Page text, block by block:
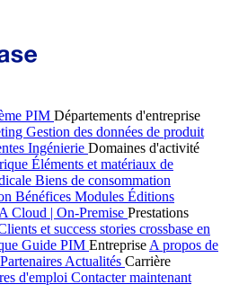
PIM Départements d'entreprise
Gestion des données de produit
Ingénierie Domaines d'activité
Éléments et matériaux de
Biens de consommation
Bénéfices Modules Éditions
Cloud | On-Premise Prestations
et success stories crossbase en
Guide PIM Entreprise A propos de
Partenaires Actualités Carrière
d'emploi Contacter maintenant